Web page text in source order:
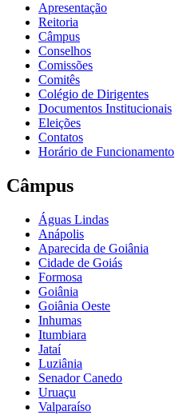
Apresentação
Reitoria
Câmpus
Conselhos
Comissões
Comitês
Colégio de Dirigentes
Documentos Institucionais
Eleições
Contatos
Horário de Funcionamento
Câmpus
Águas Lindas
Anápolis
Aparecida de Goiânia
Cidade de Goiás
Formosa
Goiânia
Goiânia Oeste
Inhumas
Itumbiara
Jataí
Luziânia
Senador Canedo
Uruaçu
Valparaíso